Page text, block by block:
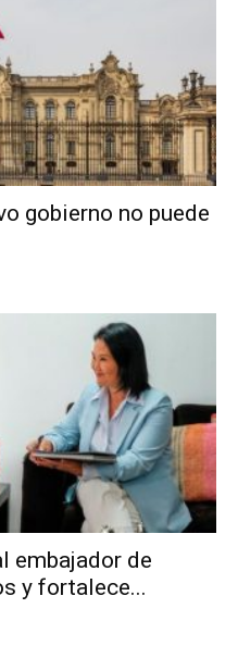
gobierno no puede
embajador de
y fortalece...